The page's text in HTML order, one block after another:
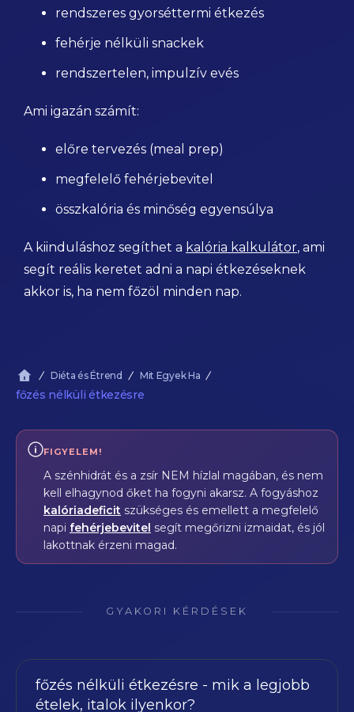
rendszeres gyorséttermi étkezés
fehérje nélküli snackek
rendszertelen, impulzív evés
Ami igazán számít:
előre tervezés (meal prep)
megfelelő fehérjebevitel
összkalória és minőség egyensúlya
A kiinduláshoz segíthet a kalória kalkulátor, ami
segít reális keretet adni a napi étkezéseknek
akkor is, ha nem főzöl minden nap.
Diéta és Étrend Mit Egyek Ha
főzés nélküli étkezésre
FIGYELEM!
A szénhidrát és a zsír NEM hízlal magában, és nem
kell elhagynod őket ha fogyni akarsz. A fogyáshoz
kalóriadeficit szükséges és emellett a megfelelő
napi fehérjebevitel segít megőrizni izmaidat, és jól
lakottnak érzeni magad.
GYAKORI KÉRDÉSEK
főzés nélküli étkezésre - mik a legjobb
ételek, italok ilyenkor?